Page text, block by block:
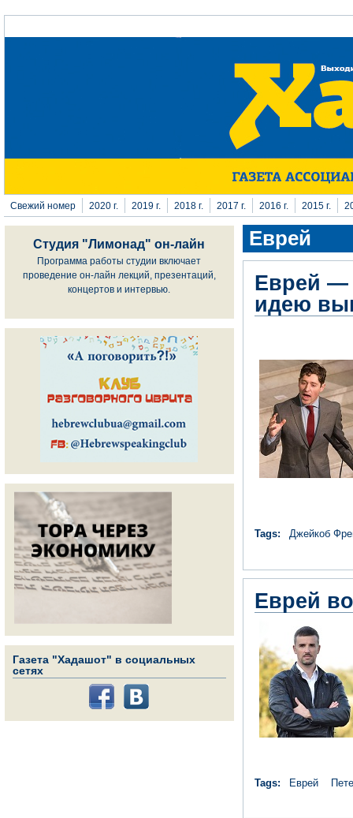
Перейти к основному содержанию
Свежий номер 2020 г. 2019 г. 2018 г. 2017 г. 2016 г. 2015 г.
Студия "Лимонад" он-лайн
Программа работы студии включает
проведение он-лайн лекций, презентаций,
концертов и интервью.
Газета "Хадашот" в социальных
сетях
Еврей
Еврей —
идею
Tags: Джейкоб
Еврей
Tags: Еврей